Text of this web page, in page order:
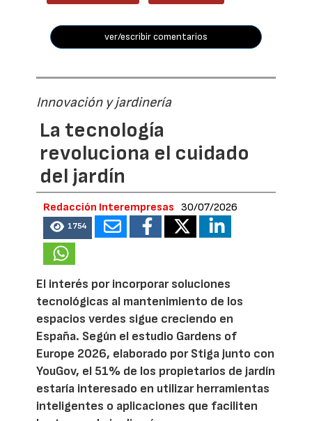
ver/escribir comentarios
Innovación y jardinería
La tecnología
revoluciona el cuidado
del jardín
Redacción Interempresas 30/07/2026
1754
El interés por incorporar soluciones
tecnológicas al mantenimiento de los
espacios verdes sigue creciendo en
España. Según el estudio Gardens of
Europe 2026, elaborado por Stiga junto con
YouGov, el 51% de los propietarios de jardín
estaría interesado en utilizar herramientas
inteligentes o aplicaciones que faciliten